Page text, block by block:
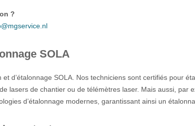
?
SOLA
d’étalonnage SOLA. Nos techniciens sont certifiés pour
lasers de chantier ou de télémètres laser. Mais aussi,
d’étalonnage modernes, garantissant ainsi un